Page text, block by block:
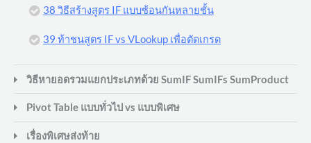
38 วิธีสร้างสูตร IF แบบซ้อนกันหลายชั้น
39 ท้าชนสูตร IF vs VLookup เพื่อตัดเกรด
วิธีหายอดรวมแยกประเภทด้วย SumIF SumIFs SumProduct
Pivot Table แบบทั่วไป vs แบบพิเศษ
เรื่องพิเศษส่งท้าย